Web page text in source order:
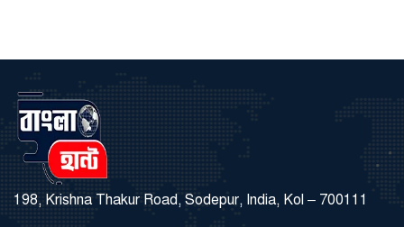
198, Krishna Thakur Road, Sodepur, India, Kol – 700111